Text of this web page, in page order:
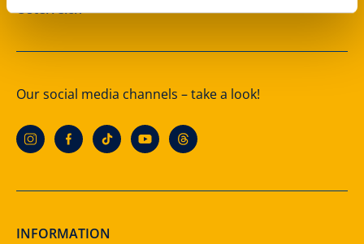
Österreich
Our social media channels – take a look!
INFORMATION